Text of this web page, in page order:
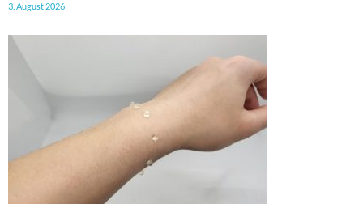
3. August 2026